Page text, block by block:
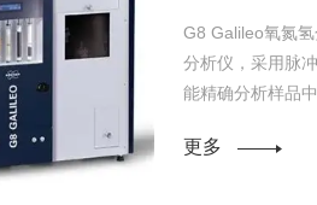
G8 Galileo氧氮
分析仪，采用脉
能精确分析样品
更多